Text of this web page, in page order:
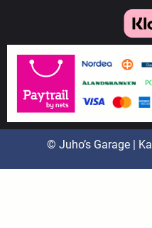
© Juho’s Garage |